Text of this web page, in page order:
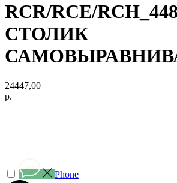
RCR/RCE/RCH_448
СТОЛИК
24447,00
р.
Phone